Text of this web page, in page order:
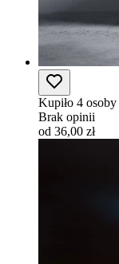
Kupiło 4 osoby
Brak opinii
od 36,00 zł